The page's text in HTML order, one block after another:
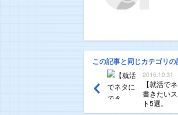
この記事と同じカテゴリの
2016.10.31
【就活で
書きたい
ト5選。